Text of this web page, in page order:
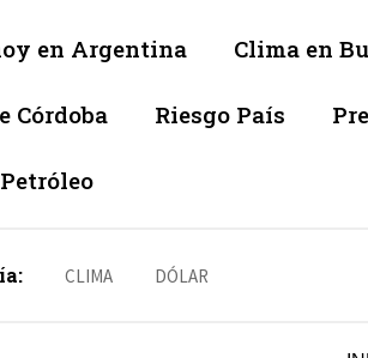
en Argentina Clima en
Córdoba Riesgo País
CLIMA DÓLAR